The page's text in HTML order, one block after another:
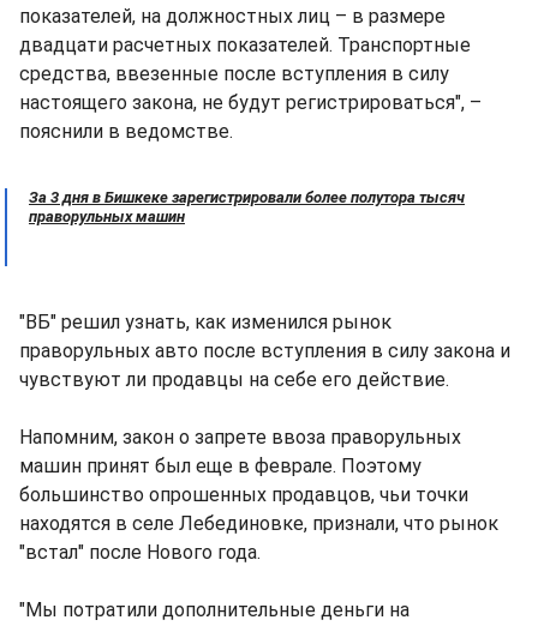
показателей, на должностных лиц – в размере
двадцати расчетных показателей. Транспортные
средства, ввезенные после вступления в силу
настоящего закона, не будут регистрироваться", –
пояснили в ведомстве.
За 3 дня в Бишкеке зарегистрировали более полутора тысяч
праворульных машин
"ВБ" решил узнать, как изменился рынок
праворульных авто после вступления в силу закона и
чувствуют ли продавцы на себе его действие.
Напомним, закон о запрете ввоза праворульных
машин принят был еще в феврале. Поэтому
большинство опрошенных продавцов, чьи точки
находятся в селе Лебединовке, признали, что рынок
"встал" после Нового года.
"Мы потратили дополнительные деньги на